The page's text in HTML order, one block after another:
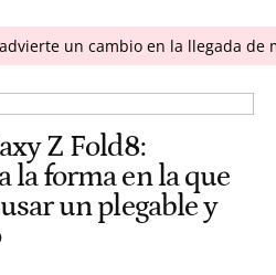
un cambio en la llegada
Z Fold8:
la forma en la que
un plegable y